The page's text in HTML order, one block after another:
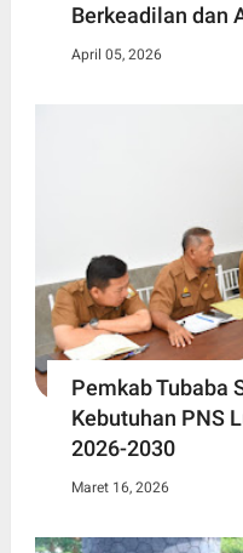
Berkeadilan dan
April 05, 2026
Pemkab Tubaba
Kebutuhan PNS
2026-2030
Maret 16, 2026